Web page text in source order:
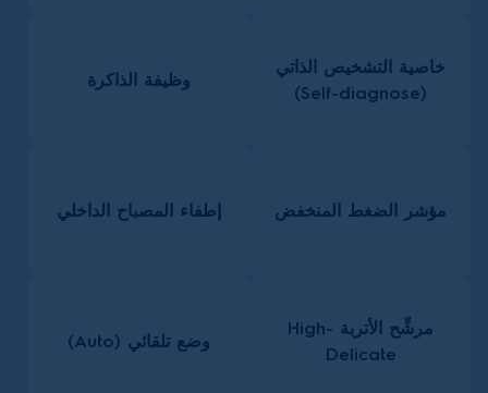
خاصية التشخيص الذاتي
(Self-diagnose)
وظيفة الذاكرة
مؤشر الضغط المنخفض إطفاء المصباح الداخلي
مرشِّح الأتربة High-
Delicate
وضع تلقائي (Auto)